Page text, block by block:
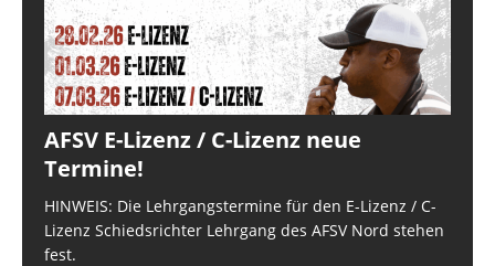
AFSV E-Lizenz / C-Lizenz neue
Termine!
HINWEIS: Die Lehrgangstermine für den E-Lizenz / C-
Lizenz Schiedsrichter Lehrgang des AFSV Nord stehen
fest.